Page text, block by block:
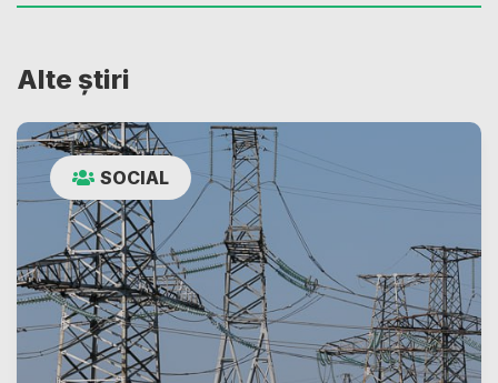
Alte știri
SOCIAL